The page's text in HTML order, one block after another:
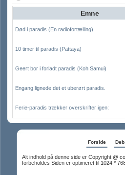
Emne
Død i paradis (En radiofortælling)
10 timer til paradis (Pattaya)
Geert bor i forladt paradis (Koh Samui)
Engang lignede det et uberørt paradis.
Ferie-paradis trækker overskrifter igen:
Forside
Alt indhold på denne side er Copyright @
forbeholdes Siden er optimeret til 1024 *